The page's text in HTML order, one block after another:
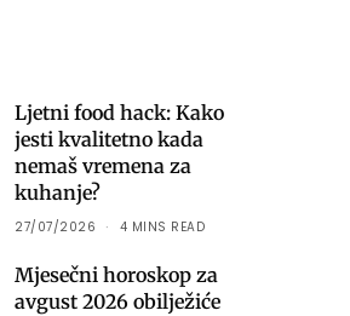
Ljetni food hack: Kako
jesti kvalitetno kada
nemaš vremena za
kuhanje?
27/07/2026 4 MINS READ
Mjesečni horoskop za
avgust 2026 obilježiće